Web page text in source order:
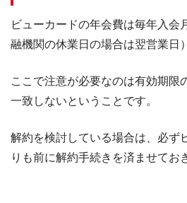
ビューカードの年会費は毎年入会
融機関の休業日の場合は翌営業日
ここで注意が必要なのは有効期限
一致しないということです。
解約を検討している場合は、必ず
りも前に解約手続きを済ませてお